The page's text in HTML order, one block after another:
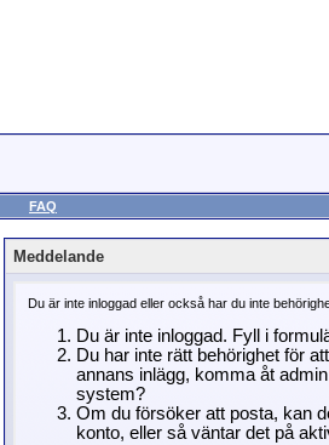
FAQ
Meddelande
Du är inte inloggad eller också har du inte
Du är inte inloggad. Fyll i
Du har inte rätt behörighet för
annans inlägg, komma åt
system?
Om du försöker att posta, kan
konto, eller så väntar det på